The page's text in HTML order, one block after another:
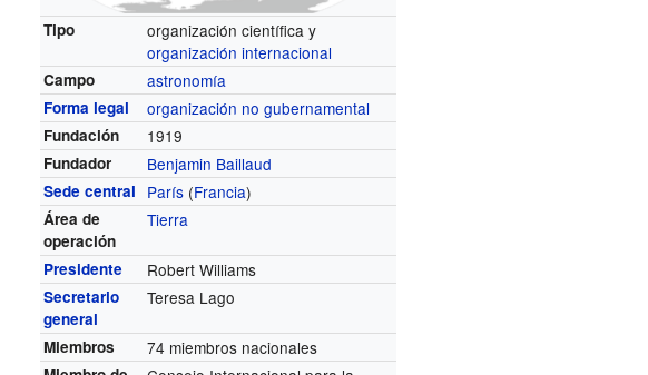
Tipo
organización científica y
organización internacional
Campo astronomía
Forma legal organización no gubernamental
Fundación 1919
Fundador Benjamin Baillaud
Sede central París (Francia)
Área de
operación
Tierra
Presidente Robert Williams
Secretario
general
Teresa Lago
Miembros 74 miembros nacionales